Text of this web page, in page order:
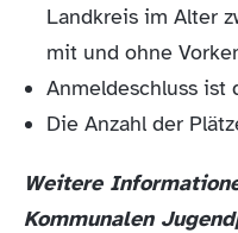
Landkreis im Alter
mit und ohne
Anmeldeschluss ist
Die Anzahl der
Weitere
Kommunalen